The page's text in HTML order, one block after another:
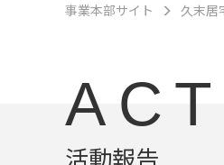
事業本部サイト 久末居
活動報告